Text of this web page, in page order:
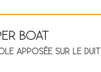
BOAT
APPOSÉE SUR LE DUIT